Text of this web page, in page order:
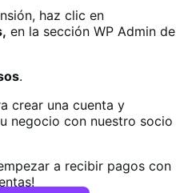
haz clic en
en la sección WP Admin de
.
crear una cuenta y
negocio con nuestro socio
a recibir pagos con